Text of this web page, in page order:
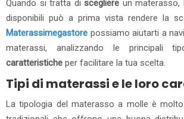
Quando si tratta di scegliere un materasso,
disponibili può a prima vista rendere la
Materassimegastore possiamo aiutarti a
materassi, analizzando le principali
caratteristiche per facilitare la tua scelta.
Tipi di materassi e le loro
La tipologia del materasso a molle è